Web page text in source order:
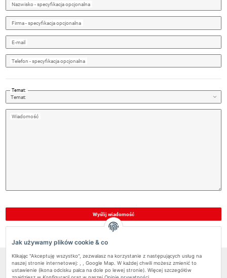
Nazwisko- specyfikacja opcjonalna
Firma- specyfikacja opcjonalna
E-mail
Telefon - specyfikacja opcjonalna
Temat:
Wiadomość
Wyślij wiadomość
Pundmann Sp.z o.o.
Jak używamy plików cookie & co
Klikając "Akceptuję wszystko", zezwalasz na korzystanie z następujących usług na
naszej stronie internetowej: , , Google Map. W każdej chwili możesz zmienić to
ustawienie (ikona odcisku palca na dole po lewej stronie). Więcej szczegółów